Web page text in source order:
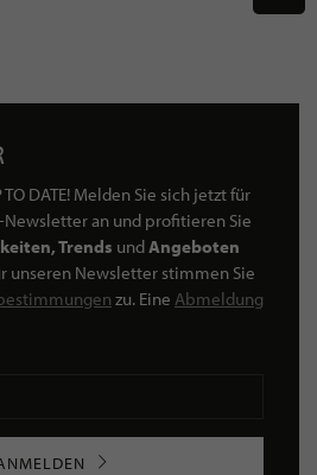
DATE! Melden Sie sich jetzt für
Newsletter an und profitieren Sie
Trends undAngeboten
unseren Newsletter stimmen Sie
zu. Eine Abmeldung